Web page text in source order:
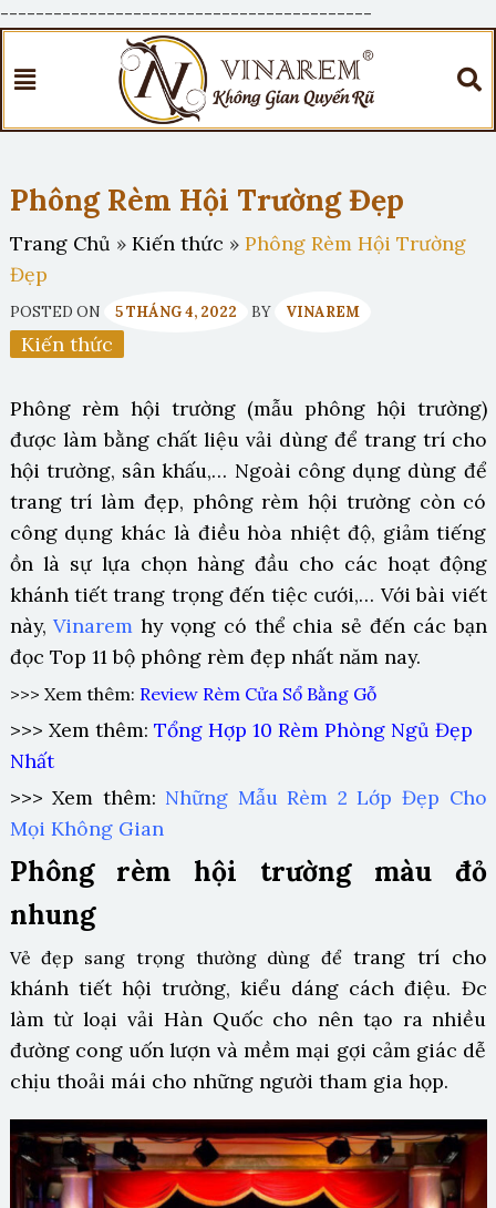
------------------------------------------
Phông Rèm Hội Trường Đẹp
Trang Chủ » Kiến thức » Phông Rèm Hội Trường
Đẹp
POSTED ON 5 THÁNG 4, 2022 BY VINAREM
Kiến thức
Phông rèm hội trường (mẫu phông hội trường)
được làm bằng chất liệu vải dùng để trang trí cho
hội trường, sân khấu,… Ngoài công dụng dùng để
trang trí làm đẹp, phông rèm hội trường còn có
công dụng khác là điều hòa nhiệt độ, giảm tiếng
ồn là sự lựa chọn hàng đầu cho các hoạt động
khánh tiết trang trọng đến tiệc cưới,… Với bài viết
này,Vinarem hy vọng có thể chia sẻ đến các bạn
đọc Top 11bộ phông rèmđẹp nhất năm nay.
>>> Xem thêm: Review Rèm Cửa Sổ Bằng Gỗ
>>> Xem thêm: Tổng Hợp 10 Rèm Phòng Ngủ Đẹp
Nhất
>>> Xem thêm: Những Mẫu Rèm 2 Lớp Đẹp Cho
Mọi Không Gian
Phông rèm hội trường màu đỏ
nhung
Vẻ đẹp sang trọng thường dùng để trang trí cho
khánh tiết hội trường, kiểu dáng cách điệu. Đc
làm từ loại vải Hàn Quốc cho nên tạo ra nhiều
đường cong uốn lượn và mềm mại gợi cảm giác dễ
chịu thoải mái cho những người tham gia họp.